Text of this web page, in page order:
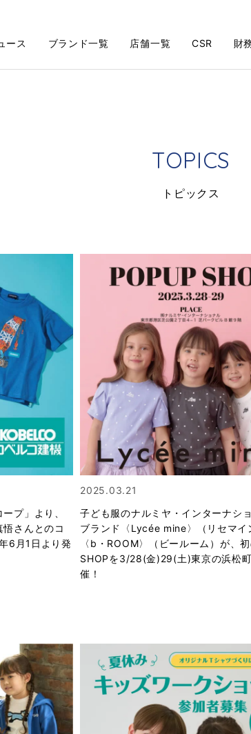
ース ブランド一覧 店舗一覧 CSR 財
TOPICS
ト ピッ ク ス
プ」より、
さんとのコ
6月1日より発
2025.03.21
子ども服のナルミヤ・インターナシ
ブランド〈Lycée mine〉（リセマイ
〈b・ROOM〉（ビールーム）が、
SHOPを3/28(金)29(土)東京の浜松
催！